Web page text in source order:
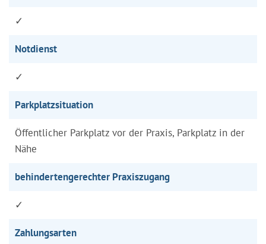
✓
Notdienst
✓
Parkplatzsituation
Öffentlicher Parkplatz vor der Praxis, Parkplatz in der
Nähe
behindertengerechter Praxiszugang
✓
Zahlungsarten